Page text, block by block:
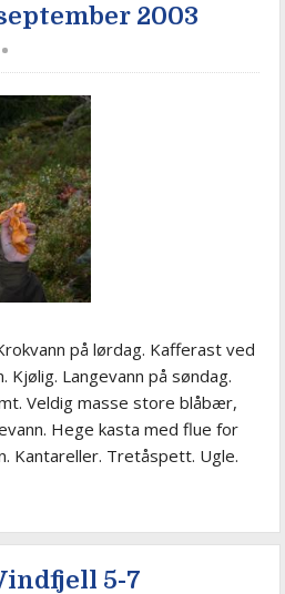
2003
på lørdag. Kafferast ved
Langevann på søndag.
Veldig masse store blåbær,
Hege kasta med flue for
Kantareller. Tretåspett. Ugle.
5-7